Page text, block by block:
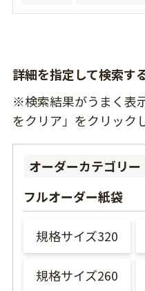
詳細を指定して検索す
※検索結果がうまく表
をクリア」をクリック
オーダーカテゴリー
フルオーダー紙袋
規格サイズ320
規格サイズ260